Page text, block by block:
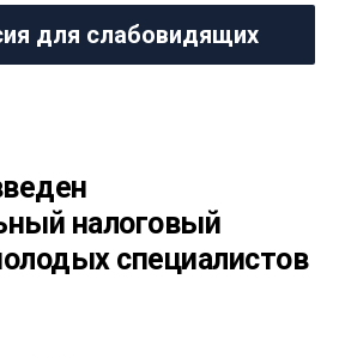
для слабовидящих
налоговый
специалистов